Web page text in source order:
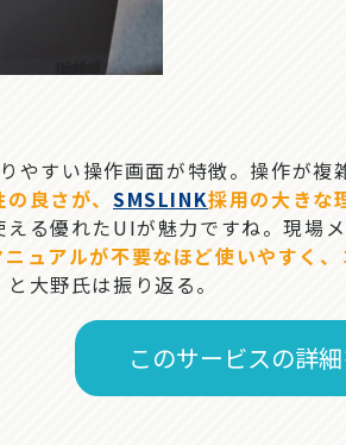
やすい操作画面が特徴。操作が
の良さが、SMSLINK採用の大きな
る優れたUIが魅力ですね。現場
ニュアルが不要なほど使いやすく
と大野氏は振り返る。
このサービスの詳